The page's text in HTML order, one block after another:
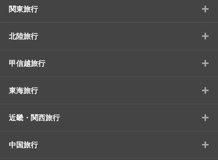
関東旅行 +
北陸旅行 +
甲信越旅行 +
東海旅行 +
近畿・関西旅行 +
中国旅行 +